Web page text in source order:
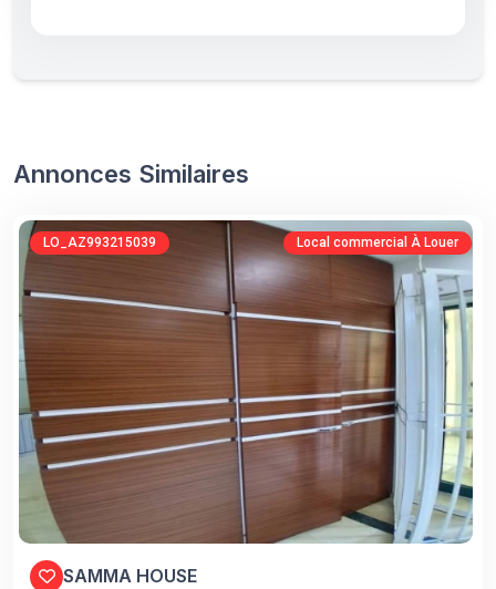
Annonces Similaires
LO_AZ993215039 Local commercial À Louer
SAMMA HOUSE